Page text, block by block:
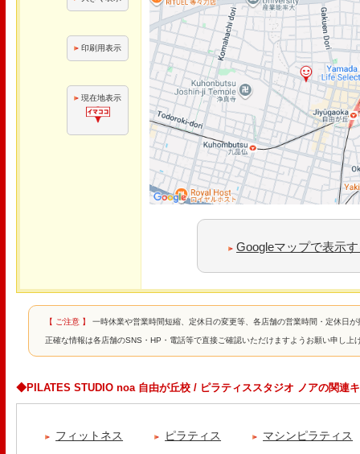
印刷用表示
現在地表示
Googleマップで表示
【 ご注意 】 一時休業や営業時間短縮、定休日の変更等、各店舗の営業時間・定休日
正確な情報は各店舗のSNS・HP・電話等で直接ご確認いただけますようお願い申し上
◆PILATES STUDIO noa 自由が丘校 / ピラティススタジオ ノアの関連
フィットネス ピラティス マシンピラティス